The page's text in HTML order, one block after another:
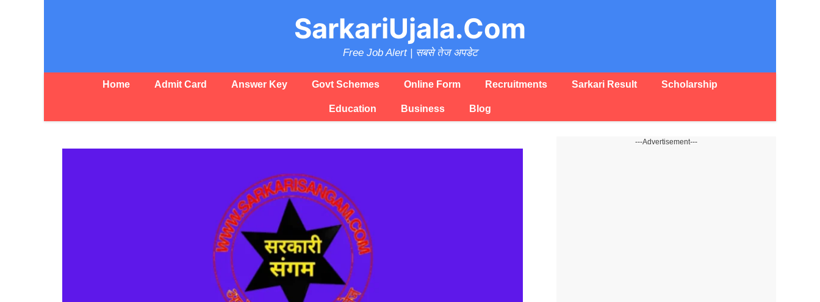
SarkariUjala.Com
Free Job Alert | सबसे तेज अपडेट
Home Admit Card Answer Key Govt Schemes Online Form Recruitments Sarkari Result Scholarship
Education Business Blog
---Advertisement---